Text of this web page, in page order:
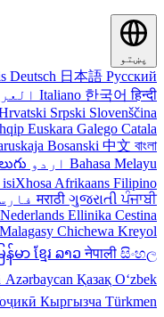
پښتو
Deutsch 日本語 Русский
Italiano 한국어हिन्दी
Srpski Slovenščina
Euskara Galego Catala
Bosanski 中文 বাংলা
Bahasa Melayu اردو
isiXhosa Afrikaans Filipino
मराठी ગુજરાતીਪੰਜਾਬੀ
Nederlands Ellinika Cestina
Malagasy Chichewa Kreyol
ြန်မာ ខ្មែរ ລາວनेपाली සිංහල
Azərbaycan Қазақ Oʻzbek
Кыргызча Türkmen